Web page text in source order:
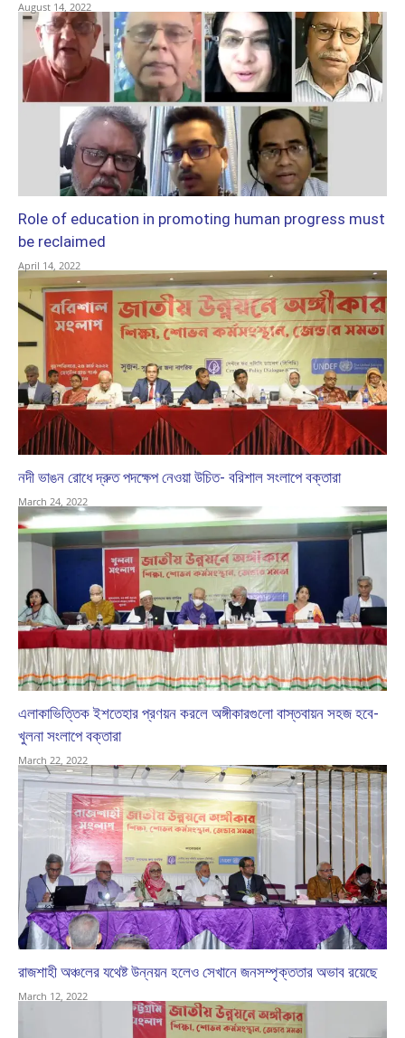
August 14, 2022
Role of education in promoting human progress must
be reclaimed
April 14, 2022
নদী ভাঙন রোধে দ্রুত পদক্ষেপ নেওয়া উচিত- বরিশাল সংলাপে বক্তারা
March 24, 2022
এলাকাভিত্তিক ইশতেহার প্রণয়ন করলে অঙ্গীকারগুলো বাস্তবায়ন সহজ হবে-
খুলনা সংলাপে বক্তারা
March 22, 2022
রাজশাহী অঞ্চলের যথেষ্ট উন্নয়ন হলেও সেখানে জনসম্পৃক্ততার অভাব রয়েছে
March 12, 2022